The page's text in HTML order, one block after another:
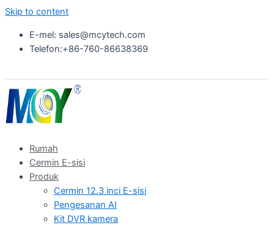
Skip to content
E-mel: sales@mcytech.com
Telefon:+86-760-86638369
Rumah
Cermin E-sisi
Produk
Cermin 12.3 inci E-sisi
Pengesanan AI
Kit DVR kamera